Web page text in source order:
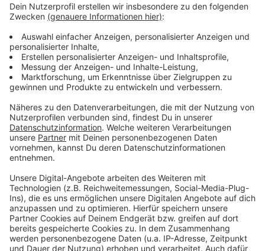
Weitere Infos und Links zum Thema
Anzeige
Sportstadt Düsseldorf
Sportamt Düsseldorf